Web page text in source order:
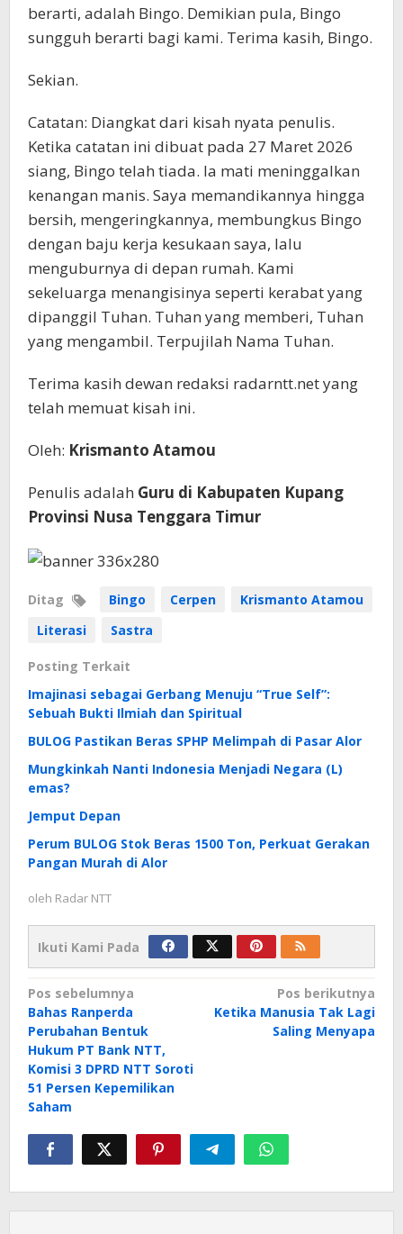
berarti, adalah Bingo. Demikian pula, Bingo
sungguh berarti bagi kami. Terima kasih, Bingo.
Sekian.
Catatan: Diangkat dari kisah nyata penulis.
Ketika catatan ini dibuat pada 27 Maret 2026
siang, Bingo telah tiada. Ia mati meninggalkan
kenangan manis. Saya memandikannya hingga
bersih, mengeringkannya, membungkus Bingo
dengan baju kerja kesukaan saya, lalu
menguburnya di depan rumah. Kami
sekeluarga menangisinya seperti kerabat yang
dipanggil Tuhan. Tuhan yang memberi, Tuhan
yang mengambil. Terpujilah Nama Tuhan.
Terima kasih dewan redaksi radarntt.net yang
telah memuat kisah ini.
Oleh: Krismanto Atamou
Penulis adalah Guru di Kabupaten Kupang
Provinsi Nusa Tenggara Timur
Ditag Bingo Cerpen
Krismanto Atamou
Literasi
Sastra
Posting Terkait
Imajinasi sebagai Gerbang Menuju “True Self”:
Sebuah Bukti Ilmiah dan Spiritual
BULOG Pastikan Beras SPHP Melimpah di Pasar Alor
Mungkinkah Nanti Indonesia Menjadi Negara (L)
emas?
Jemput Depan
Perum BULOG Stok Beras 1500 Ton, Perkuat Gerakan
Pangan Murah di Alor
oleh Radar NTT
Ikuti Kami Pada
Navigasi
pos
Pos sebelumnya
Bahas Ranperda
Perubahan Bentuk
Hukum PT Bank NTT,
Komisi 3 DPRD NTT Soroti
51 Persen Kepemilikan
Saham
Pos berikutnya
Ketika Manusia Tak Lagi
Saling Menyapa